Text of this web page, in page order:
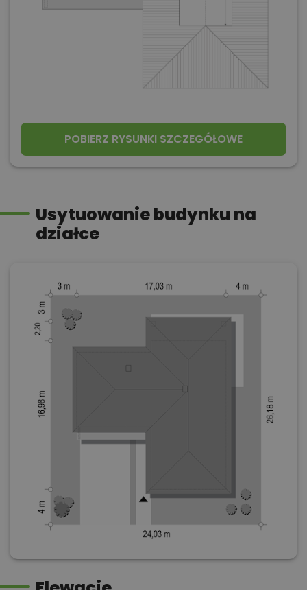
POBIERZ RYSUNKI SZCZEGÓŁOWE
Usytuowanie budynku na
działce